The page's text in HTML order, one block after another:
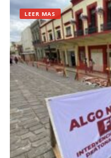
LEER MAS